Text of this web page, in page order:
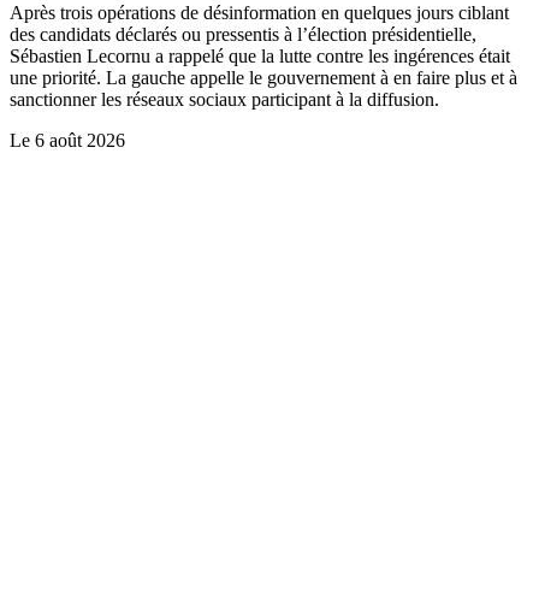
Après trois opérations de désinformation en quelques jours ciblant
des candidats déclarés ou pressentis à l’élection présidentielle,
Sébastien Lecornu a rappelé que la lutte contre les ingérences était
une priorité. La gauche appelle le gouvernement à en faire plus et à
sanctionner les réseaux sociaux participant à la diffusion.
Le 6 août 2026